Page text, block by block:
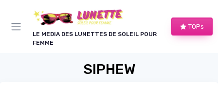
LE MEDIA DES LUNETTES DE SOLEIL POUR
FEMME
TOPs
SIPHEW